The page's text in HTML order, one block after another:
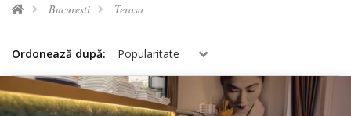
București Terasa
Ordonează după: Popularitate